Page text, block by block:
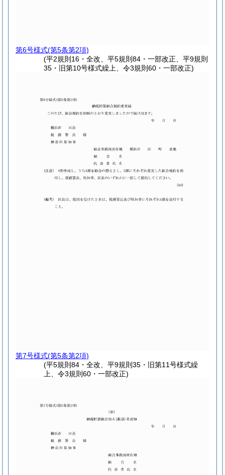
第6号様式(第5条第2項)
(平2規則16・全改、平5規則84・一部改正、平9規則
35・旧第10号様式繰上、令3規則60・一部改正)
第7号様式(第5条第2項)
(平5規則84・全改、平9規則35・旧第11号様式繰
上、令3規則60・一部改正)